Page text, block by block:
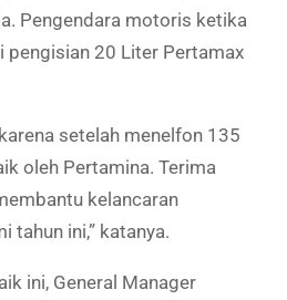
Pengendara motoris ketika
pengisian 20 Liter Pertamax
setelah menelfon 135
oleh Pertamina. Terima
kelancaran
tahun ini,” katanya.
ini, General Manager